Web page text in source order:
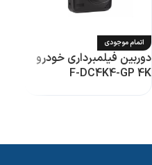
اتمام موجودی
دوربین فیلمبرداری خودرو
F-DC4K4-GP 4K